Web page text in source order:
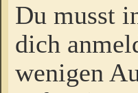
Du musst
dich
wenigen